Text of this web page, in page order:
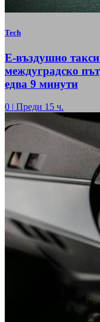
Tech
Е-въздушно
междуградско
едва 9 минути
0 | Преди 15 ч.